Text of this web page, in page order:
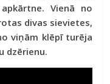
Vienā no
divas sievietes,
viņām klēpī turēja
dzērienu.